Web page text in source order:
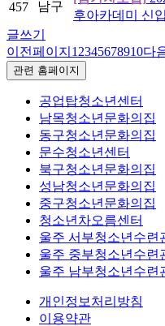
457 남구
후아카데미 신
글쓰기
이전페이지 1 2345678910다
관련 홈페이지
공업탑청소년센터
남목청소년문화의집
동구청소년문화의집
문수청소년센터
북구청소년문화의집
성남청소년문화의집
중구청소년문화의집
청소년차오름센터
울주 서부청소년수련
울주 중부청소년수련
울주 남부청소년수련
개인정보처리방침
이용약관